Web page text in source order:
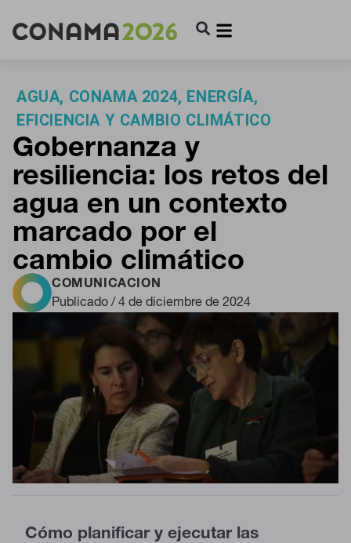
AGUA, CONAMA 2024, ENERGÍA,
EFICIENCIA Y CAMBIO CLIMÁTICO
Gobernanza y
resiliencia: los retos del
agua en un contexto
marcado por el
cambio climático
COMUNICACION
Publicado / 4 de diciembre de 2024
Cómo planificar y ejecutar las